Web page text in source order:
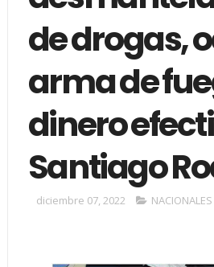
de drogas,
arma de
dinero
Santiago
diciembre 07, 2022 NACIONALES